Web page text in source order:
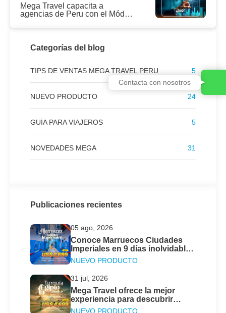
Mega Travel capacita a
agencias de Peru con el Módulo
Categorías del blog
TIPS DE VENTAS MEGA TRAVEL PERU 5
NUEVO PRODUCTO 24
GUÍA PARA VIAJEROS 5
NOVEDADES MEGA 31
Publicaciones recientes
05 ago, 2026
Conoce Marruecos Ciudades
Imperiales en 9 días inolvidables
con Mega Travel
NUEVO PRODUCTO
31 jul, 2026
Mega Travel ofrece la mejor
experiencia para descubrir
Turquía y Egipto Clásico este
NUEVO PRODUCTO
Contacta con nosotros